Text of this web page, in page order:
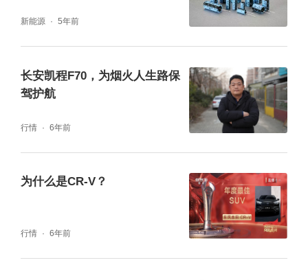
R-V车主们的热爱与坚持,正是CR-V一往无前最
新能源 5年前
长安凯程F70，为烟火人生路保
驾护航
行情 6年前
为什么是CR-V？
行情 6年前